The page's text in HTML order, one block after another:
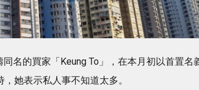
名的買家「Keung To」，在本月初以首置名
她表示私人事不知道太多。